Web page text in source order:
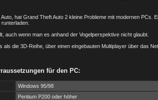
hat Grand Theft Auto 2 kleine Probleme mit modernen PCs.
runterladen.
auch wenn man es anhand der Vogelperspektive nicht glaubt.
als die 3D-Reihe, über einen eingebauten Multiplayer über das
für den PC:
Windows 95/98
Pentium P200 oder höher